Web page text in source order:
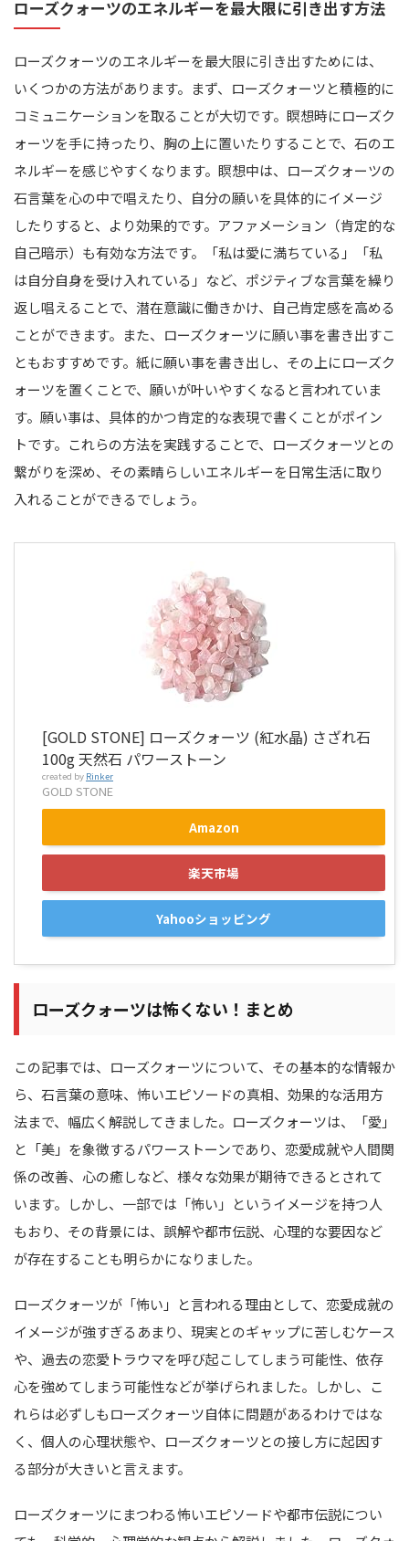
ローズクォーツのエネルギーを最大限に引き出す方法
ローズクォーツのエネルギーを最大限に引き出すためには、
いくつかの方法があります。まず、ローズクォーツと積極的に
コミュニケーションを取ることが大切です。瞑想時にローズク
ォーツを手に持ったり、胸の上に置いたりすることで、石のエ
ネルギーを感じやすくなります。瞑想中は、ローズクォーツの
石言葉を心の中で唱えたり、自分の願いを具体的にイメージ
したりすると、より効果的です。アファメーション（肯定的な
自己暗示）も有効な方法です。「私は愛に満ちている」「私
は自分自身を受け入れている」など、ポジティブな言葉を繰り
返し唱えることで、潜在意識に働きかけ、自己肯定感を高める
ことができます。また、ローズクォーツに願い事を書き出すこ
ともおすすめです。紙に願い事を書き出し、その上にローズク
ォーツを置くことで、願いが叶いやすくなると言われていま
す。願い事は、具体的かつ肯定的な表現で書くことがポイン
トです。これらの方法を実践することで、ローズクォーツとの
繋がりを深め、その素晴らしいエネルギーを日常生活に取り
入れることができるでしょう。
[GOLD STONE] ローズクォーツ (紅水晶) さざれ石
100g 天然石 パワーストーン
created by Rinker
GOLD STONE
Amazon
楽天市場
Yahooショッピング
ローズクォーツは怖くない！まとめ
この記事では、ローズクォーツについて、その基本的な情報か
ら、石言葉の意味、怖いエピソードの真相、効果的な活用方
法まで、幅広く解説してきました。ローズクォーツは、「愛」
と「美」を象徴するパワーストーンであり、恋愛成就や人間関
係の改善、心の癒しなど、様々な効果が期待できるとされて
います。しかし、一部では「怖い」というイメージを持つ人
もおり、その背景には、誤解や都市伝説、心理的な要因など
が存在することも明らかになりました。
ローズクォーツが「怖い」と言われる理由として、恋愛成就の
イメージが強すぎるあまり、現実とのギャップに苦しむケース
や、過去の恋愛トラウマを呼び起こしてしまう可能性、依存
心を強めてしまう可能性などが挙げられました。しかし、こ
れらは必ずしもローズクォーツ自体に問題があるわけではな
く、個人の心理状態や、ローズクォーツとの接し方に起因す
る部分が大きいと言えます。
ローズクォーツにまつわる怖いエピソードや都市伝説につい